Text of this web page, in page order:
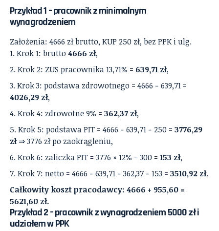
Przykład 1 – pracownik z minimalnym
wynagrodzeniem
Założenia: 4666 zł brutto, KUP 250 zł, bez PPK i ulg.
Krok 1: brutto 4666 zł,
Krok 2: ZUS pracownika 13,71% = 639,71 zł,
Krok 3: podstawa zdrowotnego = 4666 − 639,71 =
4026,29 zł,
Krok 4: zdrowotne 9% = 362,37 zł,
Krok 5: podstawa PIT = 4666 − 639,71 − 250 = 3776,29
zł⇒ 3776 zł po zaokrągleniu,
Krok 6: zaliczka PIT = 3776 × 12% − 300 = 153 zł,
Krok 7: netto = 4666 − 639,71 − 362,37 − 153 = 3510,92 zł.
Całkowity koszt pracodawcy: 4666 + 955,60 =
5621,60 zł.
Przykład 2 – pracownik z wynagrodzeniem 5000 zł i
udziałem w PPK